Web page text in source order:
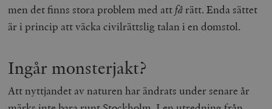
men det finns stora problem med att fårätt. Enda sättet
är i princip att väcka civilrättslig talan i en domstol.
Ingår monsterjakt?
Att nyttjandet av naturen har ändrats under senare år